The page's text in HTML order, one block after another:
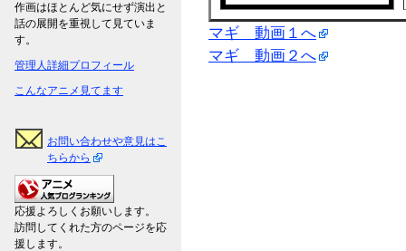
マギ 動画１へ
マギ 動画２へ
作画はほとんど気にせず演出と
話の展開を重視して見ていま
す。
管理人詳細プロフィール
こんなアニメ見てます
お問い合わせや意見はこ
ちらから
応援よろしくお願いします。
訪問してくれた方のページを応
援します。